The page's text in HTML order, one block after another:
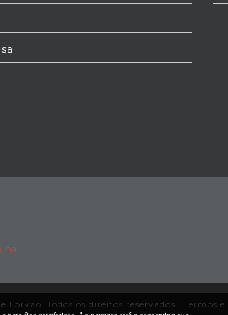
Lorvão. Todos os direitos reservados | Termos e